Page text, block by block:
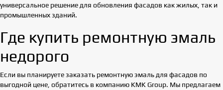
универсальное решение для обновления фасадов как жилых, так и
промышленных зданий.
Где купить ремонтную эмаль
недорого
Если вы планируете заказать ремонтную эмаль для фасадов по
выгодной цене, обратитесь в компанию KMK Group. Мы предлагаем